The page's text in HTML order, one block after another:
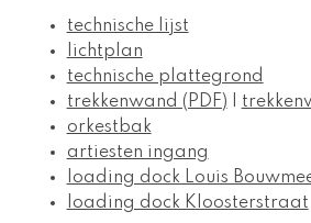
technische lijst
lichtplan
technische plattegrond
trekkenwand (PDF) |
orkestbak
artiesten ingang
loading dock Louis
loading dock Kloosterstraat